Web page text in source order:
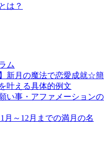
は？
ム
新月の魔法で恋愛成就☆簡
叶える具体的例文
い事・アファメーションの
月～12月までの満月の名